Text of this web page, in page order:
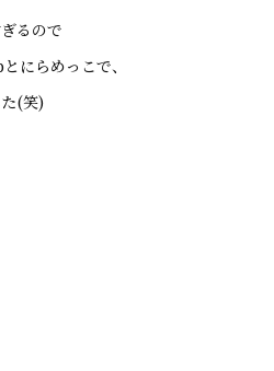
るので
にらめっこで、
(笑)